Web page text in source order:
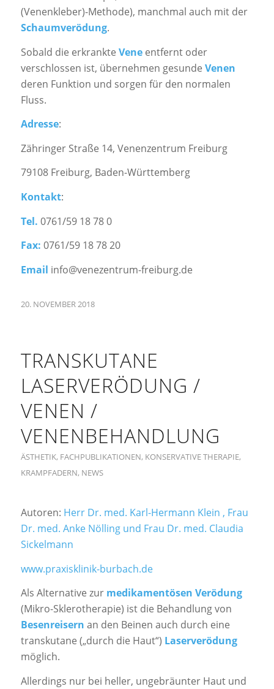
(Venenkleber)-Methode), manchmal auch mit der
Schaumverödung.
Sobald die erkrankte Veneentfernt oder
verschlossen ist, übernehmen gesunde Venen
deren Funktion und sorgen für den normalen
Fluss.
Adresse:
Zähringer Straße 14, Venenzentrum Freiburg
79108 Freiburg, Baden-Württemberg
Kontakt:
Tel. 0761/59 18 78 0
Fax: 0761/59 18 78 20
Email info@venezentrum-freiburg.de
20. NOVEMBER 2018
TRANSKUTANE
LASERVERÖDUNG /
VENEN /
VENENBEHANDLUNG
ÄSTHETIK, FACHPUBLIKATIONEN, KONSERVATIVE THERAPIE,
KRAMPFADERN, NEWS
Autoren: Herr Dr. med. Karl-Hermann Klein , Frau
Dr. med. Anke Nölling und Frau Dr. med. Claudia
Sickelmann
www.praxisklinik-burbach.de
Als Alternative zur medikamentösen Verödung
(Mikro-Sklerotherapie) ist die Behandlung von
Besenreisern an den Beinen auch durch eine
transkutane („durch die Haut“) Laserverödung
möglich.
Allerdings nur bei heller, ungebräunter Haut und